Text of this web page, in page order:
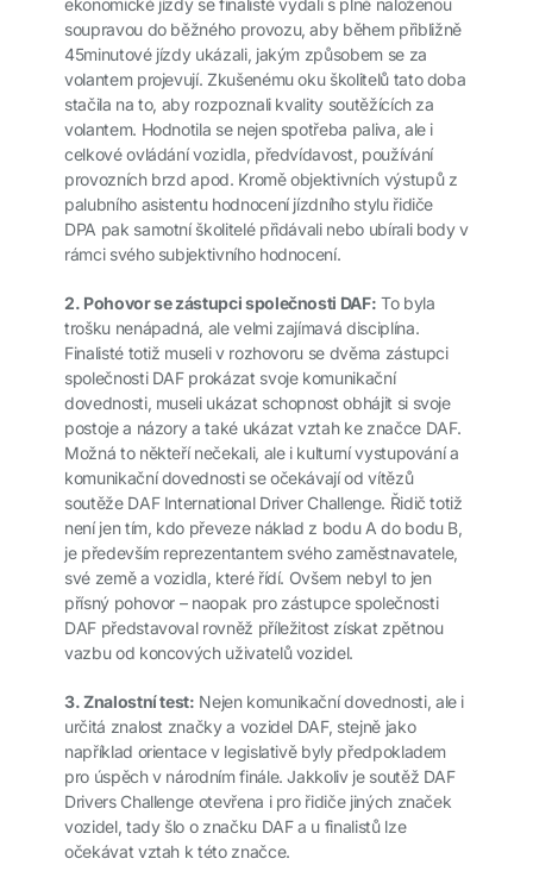
soupravou do běžného provozu, aby během přibližně
45minutové jízdy ukázali, jakým způsobem se za
volantem projevují. Zkušenému oku školitelů tato doba
stačila na to, aby rozpoznali kvality soutěžících za
volantem. Hodnotila se nejen spotřeba paliva, ale i
celkové ovládání vozidla, předvídavost, používání
provozních brzd apod. Kromě objektivních výstupů z
palubního asistentu hodnocení jízdního stylu řidiče
DPA pak samotní školitelé přidávali nebo ubírali body v
rámci svého subjektivního hodnocení.
2. Pohovor se zástupci společnosti DAF: To byla
trošku nenápadná, ale velmi zajímavá disciplína.
Finalisté totiž museli v rozhovoru se dvěma zástupci
společnosti DAF prokázat svoje komunikační
dovednosti, museli ukázat schopnost obhájit si svoje
postoje a názory a také ukázat vztah ke značce DAF.
Možná to někteří nečekali, ale i kulturní vystupování a
komunikační dovednosti se očekávají od vítězů
soutěže DAF International Driver Challenge. Řidič totiž
není jen tím, kdo převeze náklad z bodu A do bodu B,
je především reprezentantem svého zaměstnavatele,
své země a vozidla, které řídí. Ovšem nebyl to jen
přísný pohovor – naopak pro zástupce společnosti
DAF představoval rovněž příležitost získat zpětnou
vazbu od koncových uživatelů vozidel.
3. Znalostní test: Nejen komunikační dovednosti, ale i
určitá znalost značky a vozidel DAF, stejně jako
například orientace v legislativě byly předpokladem
pro úspěch v národním finále. Jakkoliv je soutěž DAF
Drivers Challenge otevřena i pro řidiče jiných značek
vozidel, tady šlo o značku DAF a u finalistů lze
očekávat vztah k této značce.